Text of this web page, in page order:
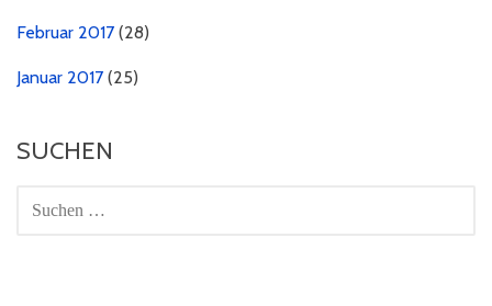
Februar 2017 (28)
Januar 2017 (25)
SUCHEN
NACH: